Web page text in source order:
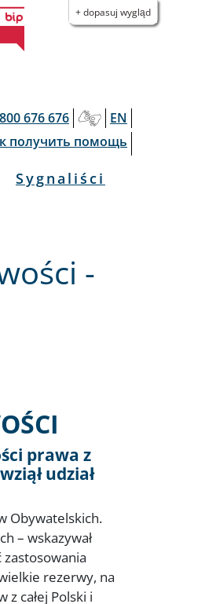
+ dopasuj wygląd
800 676 676
EN
получить помощь
Sygnaliści
-
prawa z
udział
Obywatelskich.
– wskazywał
zastosowania
rezerwy, na
całej Polski i